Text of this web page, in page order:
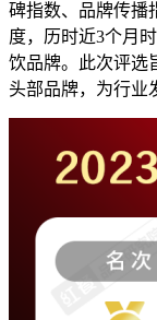
碑指数、品牌传播
度，历时近3个月
饮品牌。此次评选
头部品牌，为行业